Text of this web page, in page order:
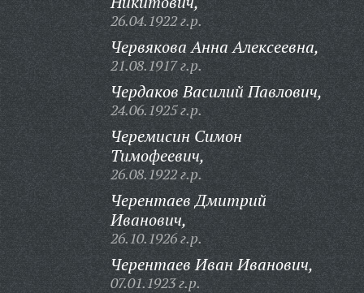
26.04.1922 г.р.
Червякова Анна Алексеевна,
21.08.1917 г.р.
Чердаков Василий Павлович,
24.06.1925 г.р.
Черемисин Симон
Тимофеевич,
26.08.1922 г.р.
Черентаев Дмитрий
Иванович,
26.10.1926 г.р.
Черентаев Иван Иванович,
07.01.1923 г.р.